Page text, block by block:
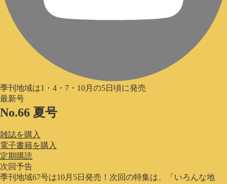
季刊地域は1・4・7・10月の5日頃に発売
最新号
No.66 夏号
雑誌を購入
電子書籍を購入
定期購読
次回予告
季刊地域67号は10月5日発売！次回の特集は、「いろんな地